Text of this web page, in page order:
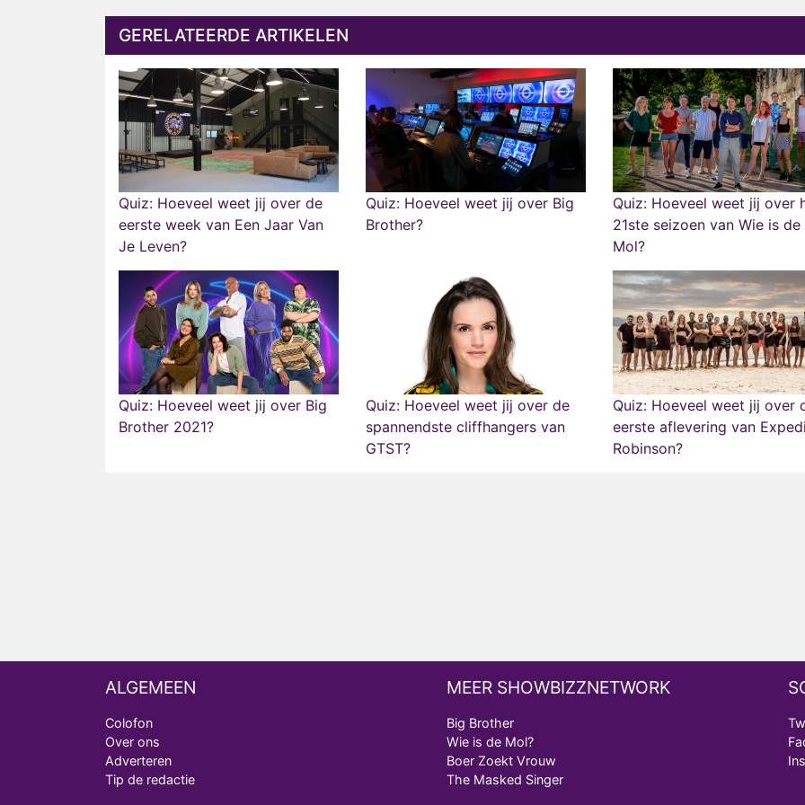
GERELATEERDE ARTIKELEN
Quiz: Hoeveel weet jij over de
eerste week van Een Jaar Van
Je Leven?
Quiz: Hoeveel weet jij over Big
Brother?
Quiz: Hoeveel weet jij over
21ste seizoen van Wie is de
Mol?
Quiz: Hoeveel weet jij over Big
Brother 2021?
Quiz: Hoeveel weet jij over de
spannendste cliffhangers van
GTST?
Quiz: Hoeveel weet jij over
eerste aflevering van
Robinson?
ALGEMEEN
Colofon
Over ons
Adverteren
Tip de redactie
MEER SHOWBIZZNETWORK
Big Brother
Wie is de Mol?
Boer Zoekt Vrouw
The Masked Singer